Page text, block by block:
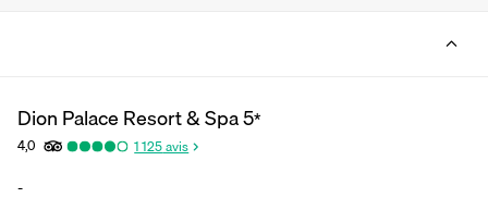
Dion Palace Resort & Spa5*
4,0 1 125avis
-